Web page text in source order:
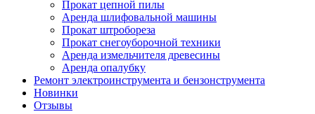
Прокат цепной пилы
Аренда шлифовальной машины
Прокат штробореза
Прокат снегоуборочной техники
Аренда измельчителя древесины
Аренда опалубку
Ремонт электроинструмента и бензонструмента
Новинки
Отзывы